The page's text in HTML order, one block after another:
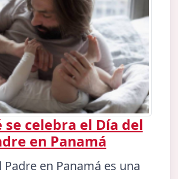
se celebra el Día del
en Panamá
Padre en Panamá es una